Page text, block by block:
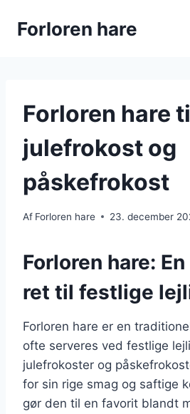
Forloren hare
Forloren hare
julefrokost og
påskefrokost
Af Forloren hare 23. december
Forloren hare:
ret til festlige
Forloren hare er en
ofte serveres ved festlige
julefrokoster og
for sin rige smag og saftige
gør den til en favorit blandt